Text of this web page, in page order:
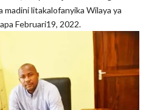
madini litakalofanyika Wilaya ya
Februari19, 2022.